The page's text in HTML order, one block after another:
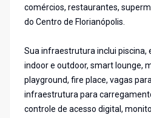
comércios, restaurantes,
do Centro de Florianópolis.
Sua infraestrutura inclui piscina,
indoor e outdoor, smart lounge,
playground, fire place, vagas
infraestrutura para
controle de acesso digital,